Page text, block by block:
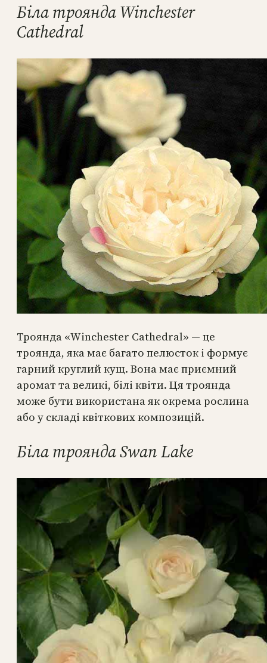
Біла троянда Winchester
Cathedral
Троянда «Winchester Cathedral» — це
троянда, яка має багато пелюсток і формує
гарний круглий кущ. Вона має приємний
аромат та великі, білі квіти. Ця троянда
може бути використана як окрема рослина
або у складі квіткових композицій.
Біла троянда Swan Lake